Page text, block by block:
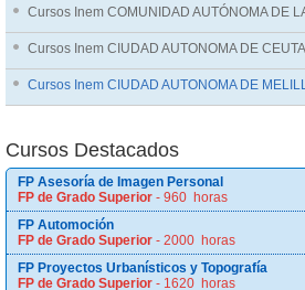
Cursos Inem COMUNIDAD AUTÓNOMA DE
Cursos Inem CIUDAD AUTONOMA DE CEUTA
Cursos Inem CIUDAD AUTONOMA DE
Cursos Destacados
FP Asesoría de Imagen Personal
FP de Grado Superior - 960 horas
FP Automoción
FP de Grado Superior - 2000 horas
FP Proyectos Urbanísticos y Topografía
FP de Grado Superior - 1620 horas